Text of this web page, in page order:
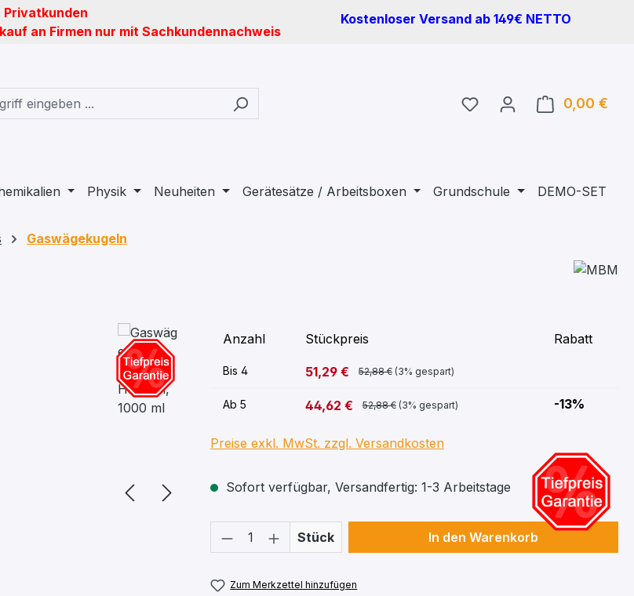
Privatkunden
an Firmen nur mit Sachkundennachweis
Kostenloser Versand ab 149€ NETTO
Du hast 0 Produkte auf
0,00 €
Physik Neuheiten Gerätesätze / Arbeitsboxen Grundschule DEMO-SET
Gaswägekugeln
Anzahl Stückpreis Rabatt
Bis 4 51,29 € 52,88 € (3% gespart)
Ab 5 44,62 € 52,88 € (3% gespart) -13%
Preise exkl. MwSt. zzgl. Versandkosten
Sofort verfügbar, Versandfertig: 1-3 Arbeitstage
Produkt Anzahl: Gib den gewünschten Wert
Stück In den Warenkorb
Zum Merkzettel hinzufügen